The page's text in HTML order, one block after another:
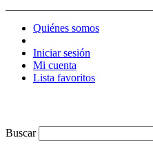
Quiénes somos
Iniciar sesión
Mi cuenta
Lista favoritos
Buscar